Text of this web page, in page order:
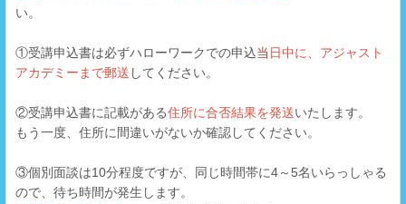
い。
①受講申込書は必ずハローワークでの申込当 日中に、アジャスト
アカデミーまで郵送 してください。
②受講申込書に記載がある住所に合否結果を発送いたします。
もう一度、住所に間違いがないか確認してください。
③個別面談は10分程度ですが、同じ時間帯に4～5名いらっしゃる
ので、待ち時間が発生します。